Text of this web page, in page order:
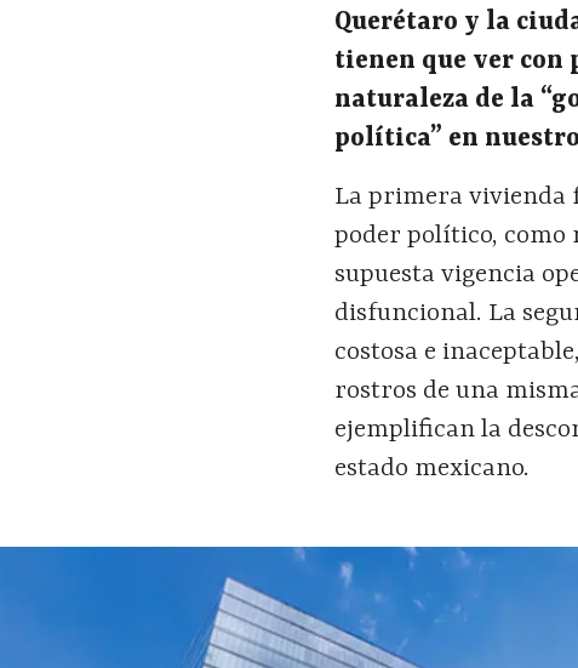
Querétaro y la
tienen que ver con
naturaleza de la “
política” en
La primera vivienda
poder político, como
supuesta vigencia
disfuncional. La
costosa e
rostros de una
ejemplifican la
estado mexicano.